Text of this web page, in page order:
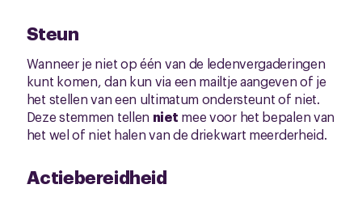
Steun
Wanneer je niet op één van de ledenvergaderingen
kunt komen, dan kun via een mailtje aangeven of je
het stellen van een ultimatum ondersteunt of niet.
Deze stemmen tellen niet mee voor het bepalen van
het wel of niet halen van de driekwart meerderheid.
Actiebereidheid